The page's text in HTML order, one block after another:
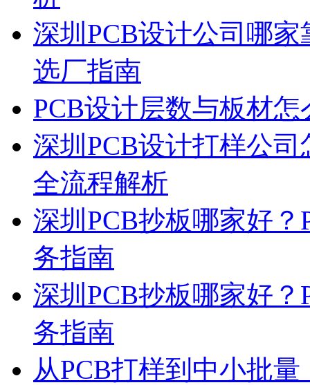
深圳PCB设计公司哪
选厂指南
PCB设计层数与板材
深圳PCB设计打样公
全流程解析
深圳PCB抄板哪家好
务指南
深圳PCB抄板哪家好
务指南
从PCB打样到中小批